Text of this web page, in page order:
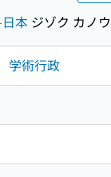
本 ジゾク カノ
学術行政